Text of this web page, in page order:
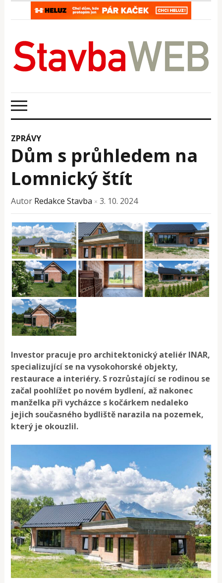
ZPRÁVY
Dům s průhledem na
Lomnický štít
Autor Redakce Stavba × 3. 10. 2024
Investor pracuje pro architektonický ateliér INAR,
specializující se na vysokohorské objekty,
restaurace a interiéry. S rozrůstající se rodinou se
začal poohlížet po novém bydlení, až nakonec
manželka při vycházce s kočárkem nedaleko
jejich současného bydliště narazila na pozemek,
který je okouzlil.